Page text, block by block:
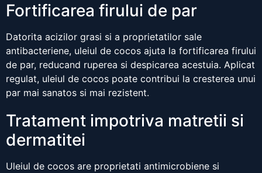
Fortificarea firului de par
Datorita acizilor grasi si a proprietatilor sale
antibacteriene, uleiul de cocos ajuta la fortificarea firului
de par, reducand ruperea si despicarea acestuia. Aplicat
regulat, uleiul de cocos poate contribui la cresterea unui
par mai sanatos si mai rezistent.
Tratament impotriva matretii si
dermatitei
Uleiul de cocos are proprietati antimicrobiene si